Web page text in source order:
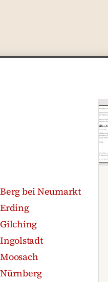
Berg bei Neumarkt
Erding
Gilching
Ingolstadt
Moosach
Nürnberg